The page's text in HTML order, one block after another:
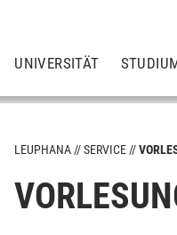
UNIVERSITÄT
LEUPHANA SERVICE